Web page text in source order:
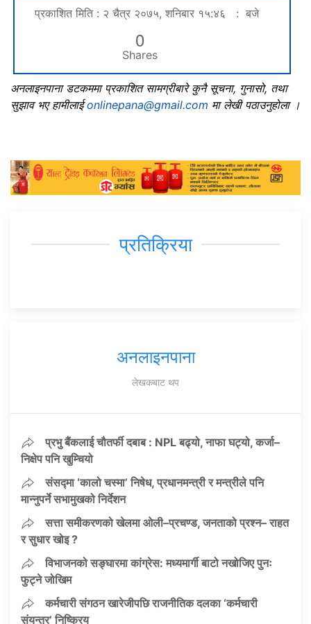
प्रकाशित मिति : २ चैत्र २०७५, शनिबार १५:४६ : बजे
0
Shares
अनलाइनपाना डटकममा प्रकाशित सामग्रीबारे कुनै सूचना, गुनासो, तथा
सुझाव भए हामीलाईonlinepana@gmail.com मा लेखी पठाउनुहोला ।
प्रतिक्रिया
अनलाइनपाना
लेखकबाट थप
प्रभु बैंकलाई चौतर्फी दबाब : NPL बढ्यो, नाफा घट्यो, कर्जा–
निक्षेप पनि खुम्चियो
संसद्मा ‘कालो चस्मा’ निषेध, प्रधानमन्त्री र मन्त्रीले पनि
मान्नुपर्ने सभामुखको निर्देशन
सत्ता समीकरणको खेलमा ओली–प्रचण्ड, जनताको प्रश्न– राहत
र सुधार खोइ ?
विभाजनको सङ्घारमा कांग्रेस: मध्यमार्गी बाटो नखोजिए पुनः
फुट्ने जोखिम
कर्मचारी संगठन खारेजीपछि राजनीतिक दलका ‘कर्मचारी
संयन्त्र’ निष्क्रिय